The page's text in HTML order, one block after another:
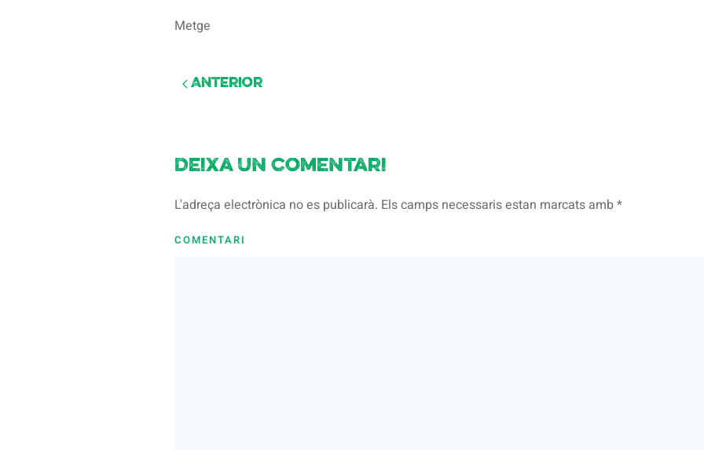
Metge
Anterior
Deixa un comentari
L'adreça electrònica no es publicarà. Els camps necessaris estan marcats amb*
COMENTARI